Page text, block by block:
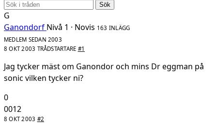
Sök
G
Ganondorf Nivå 1 · Novis 163 INLÄGG
MEDLEM SEDAN 2003
8 OKT 2003 TRÅDSTARTARE #1
Jag tycker mäst om Ganondor och mins Dr eggman på
sonic vilken tycker ni?
0
0012
8 OKT 2003 #2